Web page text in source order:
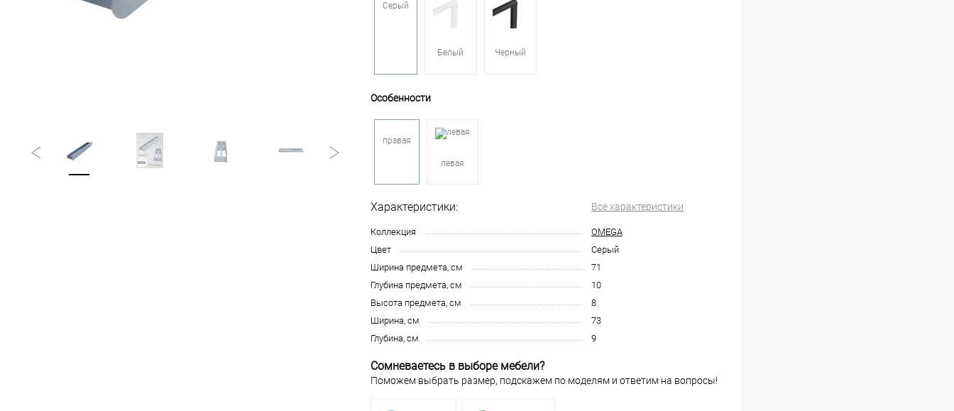
Серый
Белый Черный
Особенности
правая
левая
Характеристики: Все характеристики
Коллекция
OMEGA
Цвет
Серый
Ширина предмета, см
71
Глубина предмета, см
10
Высота предмета, см
8
Ширина, см
73
Глубина, см
9
Сомневаетесь в выборе мебели?
Поможем выбрать размер, подскажем по моделям и ответим на вопросы!